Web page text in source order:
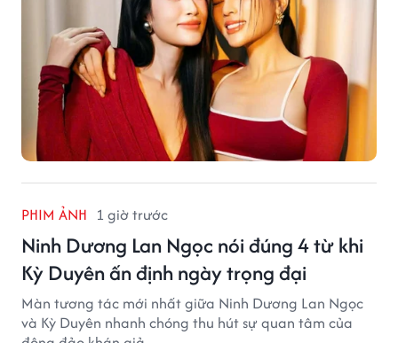
PHIM ẢNH 1 giờ trước
Ninh Dương Lan Ngọc nói đúng 4 từ khi
Kỳ Duyên ấn định ngày trọng đại
Màn tương tác mới nhất giữa Ninh Dương Lan Ngọc
và Kỳ Duyên nhanh chóng thu hút sự quan tâm của